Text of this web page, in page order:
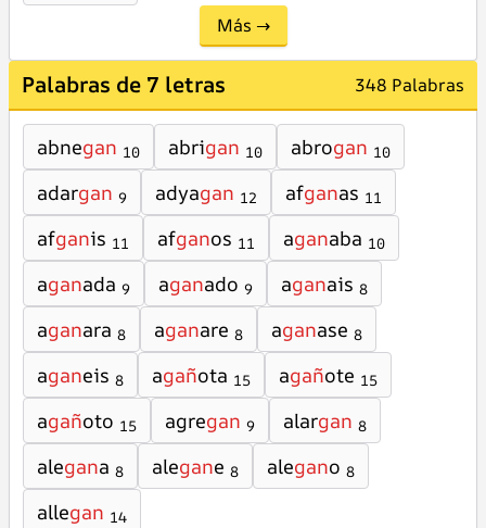
Más →
Palabras de 7 letras 348 Palabras
abnegan 10 abrigan 10 abrogan 10
adargan 9 adyagan 12 afganas 11
afganis 11 afganos 11 aganaba 10
aganada 9 aganado 9 aganais 8
aganara 8 aganare 8 aganase 8
aganeis 8 agañota 15 agañote 15
agañoto 15 agregan 9 alargan 8
alegana 8 alegane 8 alegano 8
allegan 14